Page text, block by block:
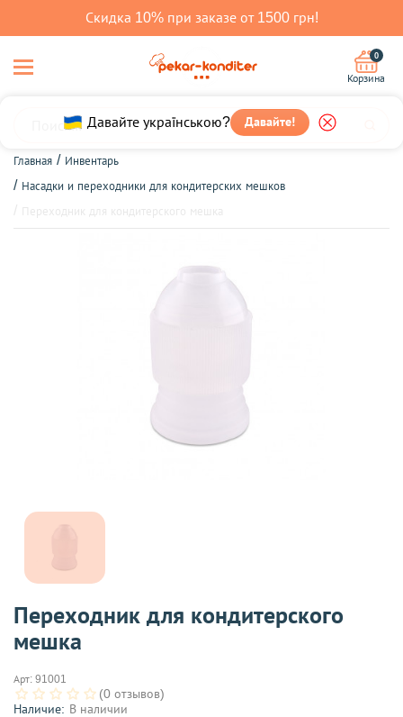
Скидка 10% при заказе от 1500 грн!
Давайте українською? Давайте!
0
Корзина
Главная
Инвентарь
Насадки и переходники для кондитерских мешков
Переходник для кондитерского
мешка
Арт: 91001
(0 отзывов)
Наличие: В наличии